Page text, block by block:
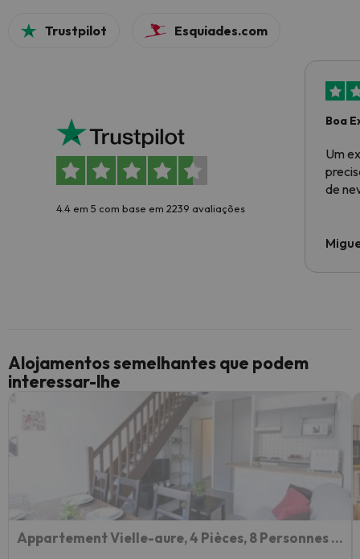
Trustpilot Esquiades.com
4.4 em 5 com base em 2239 avaliações
Boa
Um
de
Alojamentos semelhantes que podem
interessar-lhe
Appartement Vielle-aure, 4 Pièces, 8 Personnes - Fr-1-296-133